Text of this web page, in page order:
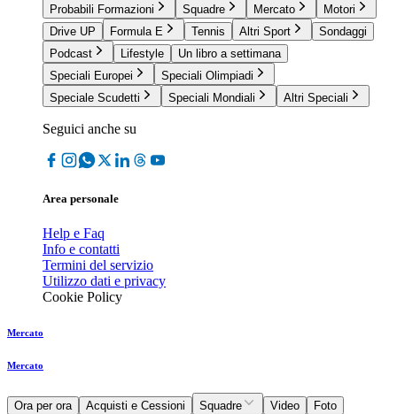
Probabili Formazioni
Squadre Mercato
Motori
Drive UP
Formula E Tennis Altri Sport
Sondaggi
Podcast
Lifestyle
Un libro a settimana
Speciali Europei
Speciali Olimpiadi
Speciale Scudetti
Speciali Mondiali Altri Speciali
Seguici anche su
Area personale
Help e Faq
Info e contatti
Termini del servizio
Utilizzo dati e privacy
Cookie Policy
Mercato
Mercato
Ora per ora Acquisti e Cessioni Squadre Video Foto